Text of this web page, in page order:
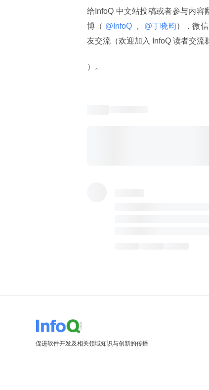
给InfoQ 中文站投稿或者参与内容
博（ @InfoQ ， @丁晓昀），微
友交流（欢迎加入 InfoQ 读者交流
）。
促进软件开发及相关领域知识与创新的传播